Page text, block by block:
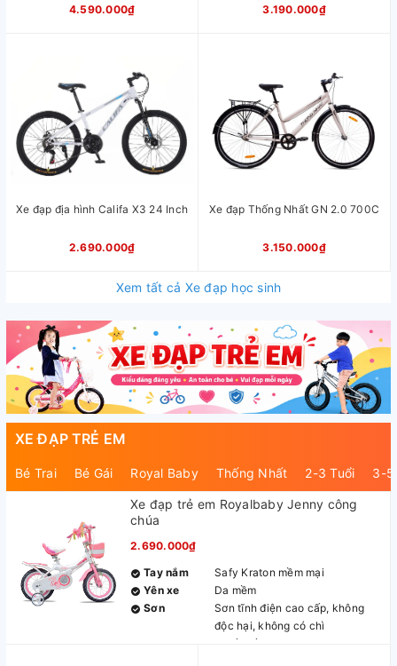
4.590.000₫
3.190.000₫
Xe đạp địa hình Califa X3 24 Inch
2.690.000₫
Xe đạp Thống Nhất GN 2.0 700C
3.150.000₫
Xem tất cả Xe đạp học sinh
XE ĐẠP TRẺ EM
Bé Trai Bé Gái Royal Baby Thống Nhất 2-3 Tuổi 3-5
Xe đạp trẻ em Royalbaby Jenny công
chúa
2.690.000₫
Tay nắm
Safy Kraton mềm mại
Yên xe
Da mềm
Sơn
Sơn tĩnh điện cao cấp, không
độc hại, không có chì
Thiết kế theo dạng caliper an